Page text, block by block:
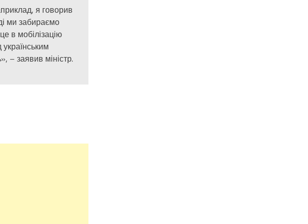
я говорив
ми забираємо
в мобілізацію
– заявив міністр.